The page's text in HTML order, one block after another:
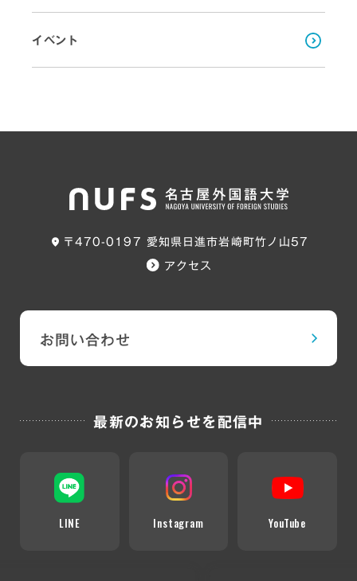
イベント
〒470-0197 愛知県日進市岩崎町竹ノ山57
アクセス
お問い合わせ
最新のお知らせを配信中
LINE Instagram YouTube